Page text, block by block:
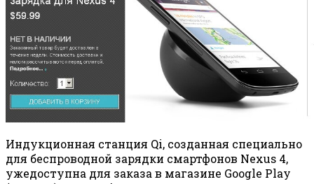
Индукционная станция Qi, созданная специально
для беспроводной зарядки смартфонов Nexus 4,
ужедоступна для заказа в магазине Google Play